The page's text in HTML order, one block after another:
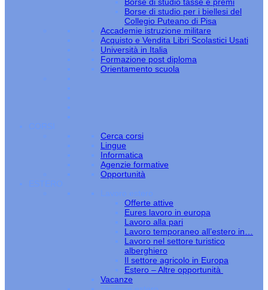
Borse di studio per i biellesi del
Collegio Puteano di Pisa
Accademie istruzione militare
Acquisto e Vendita Libri Scolastici Usati
Università in Italia
Formazione post diploma
Orientamento scuola
CORSI
Cerca corsi
Lingue
Informatica
Agenzie formative
Opportunità
ESTERO
Lavoro estero
Offerte attive
Eures lavoro in europa
Lavoro alla pari
Lavoro temporaneo all’estero in…
Lavoro nel settore turistico
alberghiero
Il settore agricolo in Europa
Estero – Altre opportunità
Vacanze